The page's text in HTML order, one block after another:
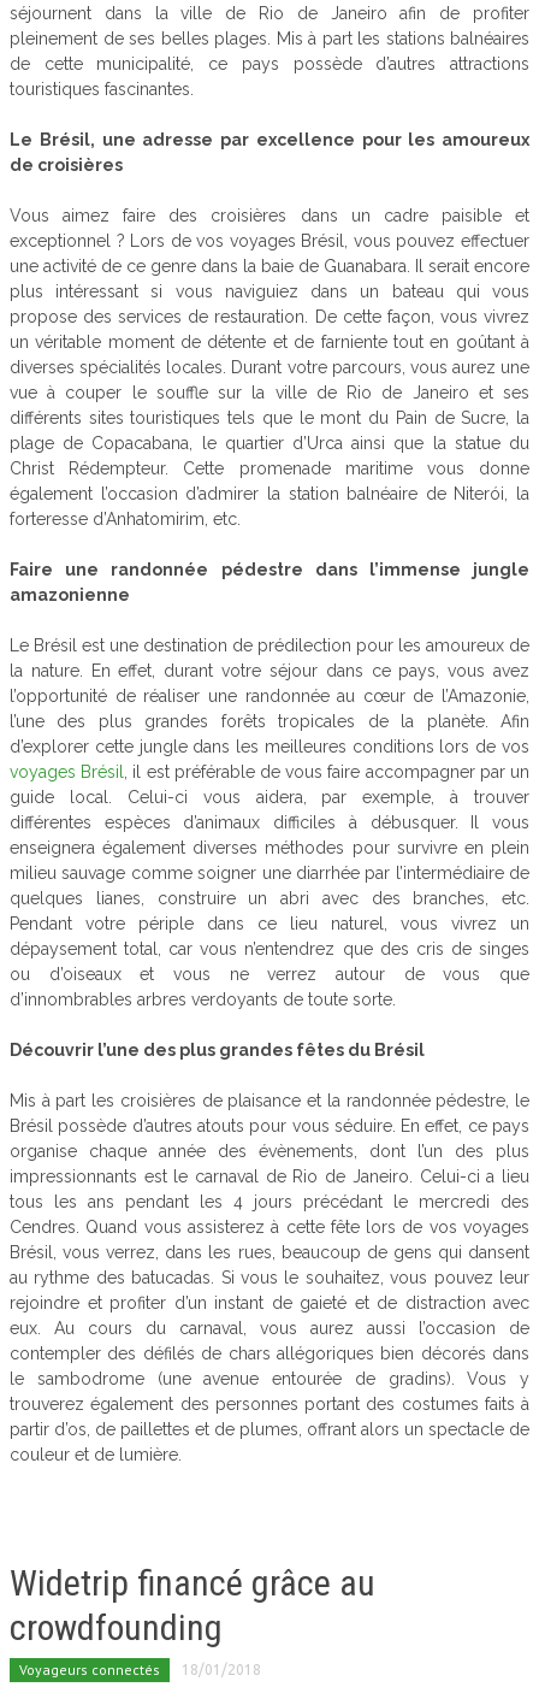
séjournent dans la ville de Rio de Janeiro afin de profiter
pleinement de ses belles plages. Mis à part les stations balnéaires
de cette municipalité, ce pays possède d’autres attractions
touristiques fascinantes.
Le Brésil, une adresse par excellence pour les amoureux
de croisières
Vous aimez faire des croisières dans un cadre paisible et
exceptionnel ? Lors de vos voyages Brésil, vous pouvez effectuer
une activité de ce genre dans la baie de Guanabara. Il serait encore
plus intéressant si vous naviguiez dans un bateau qui vous
propose des services de restauration. De cette façon, vous vivrez
un véritable moment de détente et de farniente tout en goûtant à
diverses spécialités locales. Durant votre parcours, vous aurez une
vue à couper le souffle sur la ville de Rio de Janeiro et ses
différents sites touristiques tels que le mont du Pain de Sucre, la
plage de Copacabana, le quartier d’Urca ainsi que la statue du
Christ Rédempteur. Cette promenade maritime vous donne
également l’occasion d’admirer la station balnéaire de Niterói, la
forteresse d’Anhatomirim, etc.
Faire une randonnée pédestre dans l’immense jungle
amazonienne
Le Brésil est une destination de prédilection pour les amoureux de
la nature. En effet, durant votre séjour dans ce pays, vous avez
l’opportunité de réaliser une randonnée au cœur de l’Amazonie,
l’une des plus grandes forêts tropicales de la planète. Afin
d’explorer cette jungle dans les meilleures conditions lors de vos
voyages Brésil, il est préférable de vous faire accompagner par un
guide local. Celui-ci vous aidera, par exemple, à trouver
différentes espèces d’animaux difficiles à débusquer. Il vous
enseignera également diverses méthodes pour survivre en plein
milieu sauvage comme soigner une diarrhée par l’intermédiaire de
quelques lianes, construire un abri avec des branches, etc.
Pendant votre périple dans ce lieu naturel, vous vivrez un
dépaysement total, car vous n’entendrez que des cris de singes
ou d’oiseaux et vous ne verrez autour de vous que
d’innombrables arbres verdoyants de toute sorte.
Découvrir l’une des plus grandes fêtes du Brésil
Mis à part les croisières de plaisance et la randonnée pédestre, le
Brésil possède d’autres atouts pour vous séduire. En effet, ce pays
organise chaque année des évènements, dont l’un des plus
impressionnants est le carnaval de Rio de Janeiro. Celui-ci a lieu
tous les ans pendant les 4 jours précédant le mercredi des
Cendres. Quand vous assisterez à cette fête lors de vos voyages
Brésil, vous verrez, dans les rues, beaucoup de gens qui dansent
au rythme des batucadas. Si vous le souhaitez, vous pouvez leur
rejoindre et profiter d’un instant de gaieté et de distraction avec
eux. Au cours du carnaval, vous aurez aussi l’occasion de
contempler des défilés de chars allégoriques bien décorés dans
le sambodrome (une avenue entourée de gradins). Vous y
trouverez également des personnes portant des costumes faits à
partir d’os, de paillettes et de plumes, offrant alors un spectacle de
couleur et de lumière.
Widetrip financé grâce au
crowdfounding
Voyageurs connectés 18/01/2018